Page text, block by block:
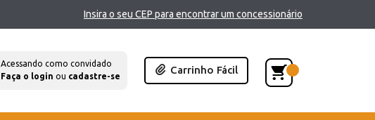
Insira o seu CEP para encontrar um concessionário
Acessando como convidado
Faça o login ou cadastre-se
Carrinho Fácil